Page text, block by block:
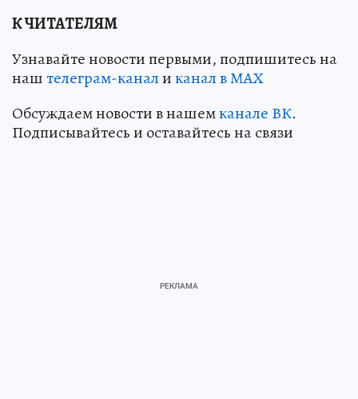
К ЧИТАТЕЛЯМ
Узнавайте новости первыми, подпишитесь на
наштелеграм-каналиканал в МАХ
Обсуждаем новости в нашемканале ВК.
Подписывайтесь и оставайтесь на связи